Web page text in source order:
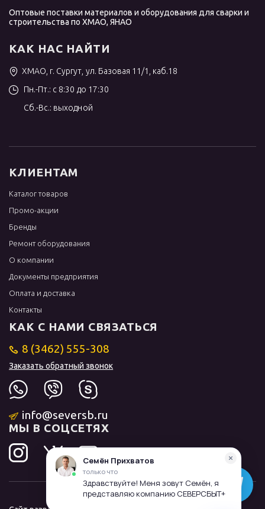
Оптовые поставки материалов и оборудования для сварки и
строительства по ХМАО, ЯНАО
КАК НАС НАЙТИ
ХМАО, г. Сургут, ул. Базовая 11/1, каб.18
Пн.-Пт.: с 8:30 до 17:30
Сб.-Вс.: выходной
КЛИЕНТАМ
Каталог товаров
Промо-акции
Бренды
Ремонт оборудования
О компании
Документы предприятия
Оплата и доставка
Контакты
КАК С НАМИ СВЯЗАТЬСЯ
8 (3462) 555-308
Заказать обратный звонок
info@seversb.ru
МЫ В СОЦСЕТЯХ